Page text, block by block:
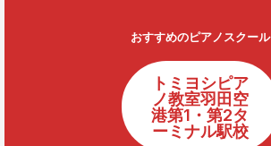
おすすめのピアノスクール
トミヨシピア
ノ教室羽田空
港第1・第2タ
ーミナル駅校